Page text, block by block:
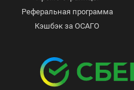
Реферальная программа
Кэшбэк за ОСАГО